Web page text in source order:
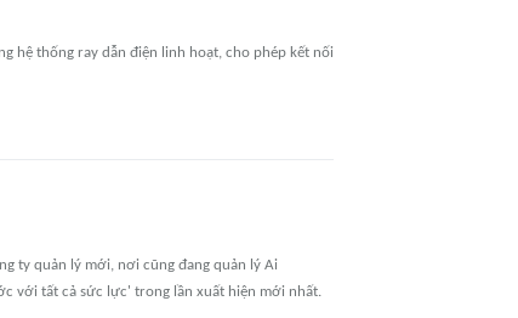
hệ thống ray dẫn điện linh hoạt, cho phép kết nối
ty quản lý mới, nơi cũng đang quản lý Ai
với tất cả sức lực' trong lần xuất hiện mới nhất.